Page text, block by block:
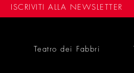
ISCRIVITI ALLA NEWSLETTER
Teatro dei Fabbri